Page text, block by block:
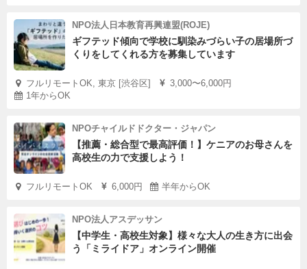
NPO法人日本教育再興連盟(ROJE)
ギフテッド傾向で学校に馴染みづらい子の居場所づ
くりをしてくれる方を募集しています
フルリモートOK, 東京 [渋谷区]
3,000〜6,000円
1年からOK
NPOチャイルドドクター・ジャパン
【推薦・総合型で最高評価！】ケニアのお母さんを
高校生の力で支援しよう！
フルリモートOK 6,000円 半年からOK
NPO法人アスデッサン
【中学生・高校生対象】様々な大人の生き方に出会
う「ミライドア」オンライン開催